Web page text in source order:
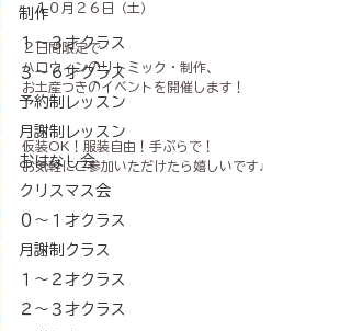
制作
１〜３才クラス
３〜６才クラス
予約制レッスン
月謝制レッスン
おはなし会
クリスマス会
０～１才クラス
月謝制クラス
１～２才クラス
２～３才クラス
・１０月２６日（土）
２日間限定で
ハロウィンのリトミック・制作、
お土産つきのイベントを開催します！
仮装OK！服装自由！手ぶらで！
お気軽にご参加いただけたら嬉しいです♩